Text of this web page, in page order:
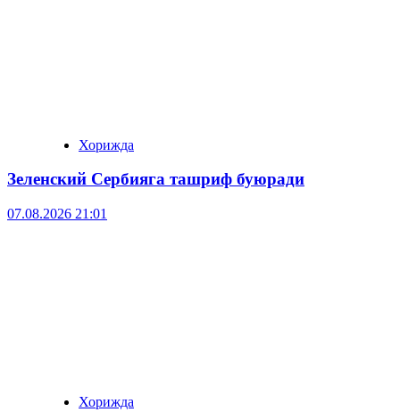
Хорижда
Зеленский Сербияга ташриф буюради
07.08.2026 21:01
Хорижда